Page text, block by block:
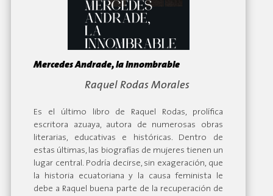
Mercedes Andrade, la innombrable
Raquel Rodas Morales
Es el último libro de Raquel Rodas, prolífica
escritora azuaya, autora de numerosas obras
literarias, educativas e históricas. Dentro de
estas últimas, las biografías de mujeres tienen un
lugar central. Podría decirse, sin exageración, que
la historia ecuatoriana y la causa feminista le
debe a Raquel buena parte de la recuperación de